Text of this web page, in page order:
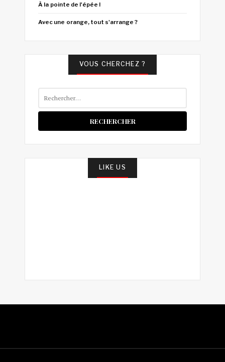
À la pointe de l'épée !
Avec une orange, tout s'arrange ?
VOUS CHERCHEZ ?
LIKE US